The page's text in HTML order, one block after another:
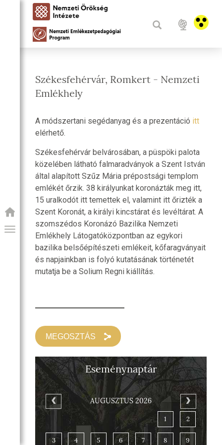
PROGRAM
Székesfehérvár, Romkert - Nemzeti
Emlékhely
A módszertani segédanyag és a prezentáció itt
elérhető.
Székesfehérvár belvárosában, a püspöki palota
közelében látható falmaradványok a Szent István
által alapított Szűz Mária prépostsági templom
emlékét őrzik. 38 királyunkat koronázták meg itt,
15 uralkodót itt temettek el, valamint itt őrizték a
Szent Koronát, a királyi kincstárat és levéltárat. A
szomszédos Koronázó Bazilika Nemzeti
Emlékhely Látogatóközpontban az egykori
bazilika belsőépítészeti emlékeit, kőfaragványait
és napjainkban is folyó kutatásának történetét
mutatja be a Solium Regni kiállítás.
MEGOSZTÁS
Eseménynaptár
AUGUSZTUS 2026
1 2
3 4 5 6 7 8 9